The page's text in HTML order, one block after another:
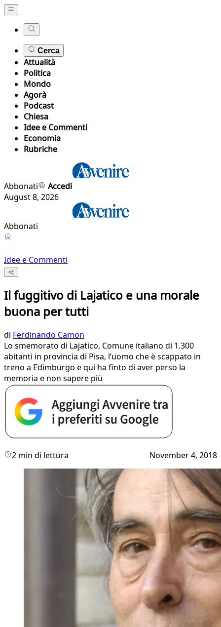
Cerca
Attualità
Politica
Mondo
Agorà
Podcast
Chiesa
Idee e Commenti
Economia
Rubriche
Abbonati
Accedi
August 8, 2026
Abbonati
Idee e Commenti
Il fuggitivo di Lajatico e una morale
buona per tutti
di Ferdinando Camon
Lo smemorato di Lajatico, Comune italiano di 1.300
abitanti in provincia di Pisa, l’uomo che è scappato in
treno a Edimburgo e qui ha finto di aver perso la
memoria e non sapere più
2 min di lettura November 4, 2018